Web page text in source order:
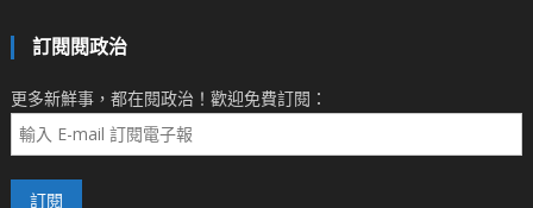
訂閱閱政治
更多新鮮事，都在閱政治！歡迎免費訂閱：